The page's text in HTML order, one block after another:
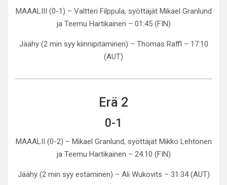
MAAALIII (0-1) – Valtteri Filppula, syöttäjät Mikael Granlund
ja Teemu Hartikainen – 01:45 (FIN)
Jäähy (2 min syy kiinnipitäminen) – Thomas Raffl – 17:10
(AUT)
Erä 2
0-1
MAAALII (0-2) – Mikael Granlund, syöttäjät Mikko Lehtonen
ja Teemu Hartikainen – 24:10 (FIN)
Jäähy (2 min syy estäminen) – Ali Wukovits – 31:34 (AUT)